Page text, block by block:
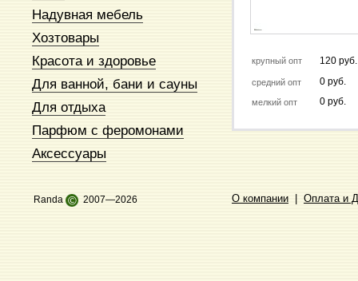
Надувная мебель
Хозтовары
Красота и здоровье
Для ванной, бани и сауны
Для отдыха
Парфюм с феромонами
Аксессуары
крупный опт 120 руб.
средний опт 0 руб.
мелкий опт 0 руб.
Randa © 2007—2026 О компании Оплата и